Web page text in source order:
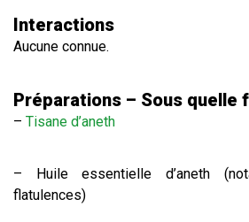
Interactions
Aucune connue.
Préparations – Sous quelle
– Tisane d’aneth
– Huile essentielle d’aneth
flatulences)